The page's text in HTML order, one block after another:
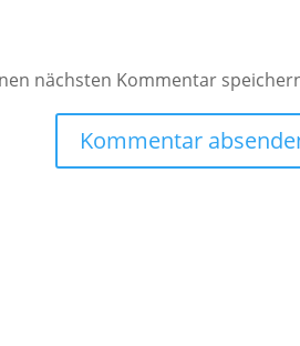
nächsten Kommentar